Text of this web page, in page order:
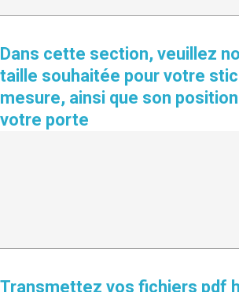
Dans cette section, veuillez
taille souhaitée pour votre
mesure, ainsi que son
votre porte
Transmettez vos fichiers pdf